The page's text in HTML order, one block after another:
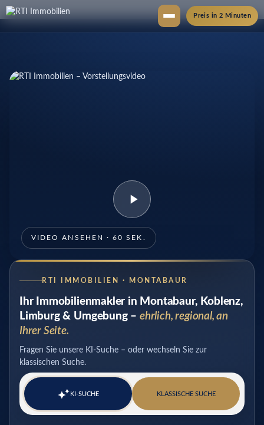
Preis in 2 Minuten
VIDEO ANSEHEN · 60 SEK.
RTI IMMOBILIEN · MONTABAUR
Ihr Immobilienmakler in Montabaur, Koblenz,
Limburg & Umgebung –ehrlich, regional, an
Ihrer Seite.
Fragen Sie unsere KI-Suche – oder wechseln Sie zur
klassischen Suche.
✦✦ KI-SUCHE KLASSISCHE SUCHE